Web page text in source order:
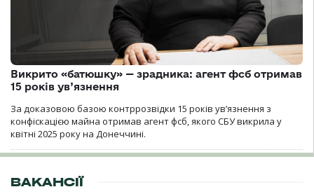
Викрито «батюшку» — зрадника: агент фсб отримав
15 років ув’язнення
За доказовою базою контррозвідки 15 років увʼязнення з
конфіскацією майна отримав агент фсб, якого СБУ викрила у
квітні 2025 року на Донеччині.
ВАКАНСІЇ